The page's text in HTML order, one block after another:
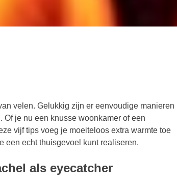
velen. Gelukkig zijn er eenvoudige manieren
je nu een knusse woonkamer of een
vijf tips voeg je moeiteloos extra warmte toe
een echt thuisgevoel kunt realiseren.
als eyecatcher